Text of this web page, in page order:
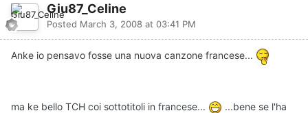
Giu87_Celine
Posted March 3, 2008 at 03:41 PM
Anke io pensavo fosse una nuova canzone francese...
ma ke bello TCH coi sottotitoli in francese...
...bene se l'ha